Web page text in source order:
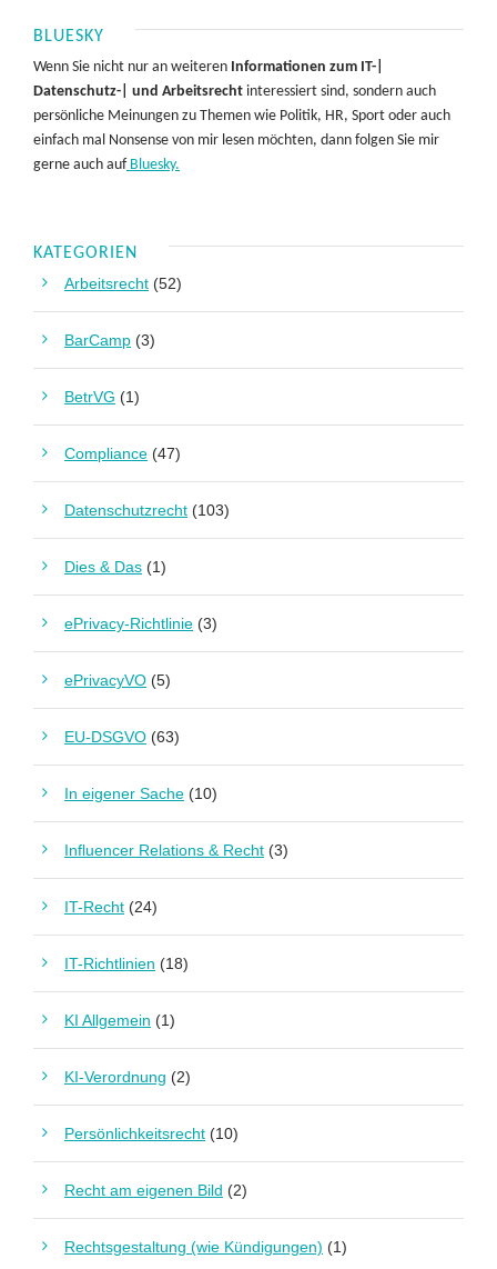
BLUESKY
Wenn Sie nicht nur an weiteren Informationen zum IT-|
Datenschutz-| und Arbeitsrecht interessiert sind, sondern auch
persönliche Meinungen zu Themen wie Politik, HR, Sport oder auch
einfach mal Nonsense von mir lesen möchten, dann folgen Sie mir
gerne auch aufBluesky.
KATEGORIEN
Arbeitsrecht (52)
BarCamp (3)
BetrVG (1)
Compliance (47)
Datenschutzrecht (103)
Dies & Das (1)
ePrivacy-Richtlinie (3)
ePrivacyVO (5)
EU-DSGVO (63)
In eigener Sache (10)
Influencer Relations & Recht (3)
IT-Recht (24)
IT-Richtlinien (18)
KI Allgemein (1)
KI-Verordnung (2)
Persönlichkeitsrecht (10)
Recht am eigenen Bild (2)
Rechtsgestaltung (wie Kündigungen) (1)